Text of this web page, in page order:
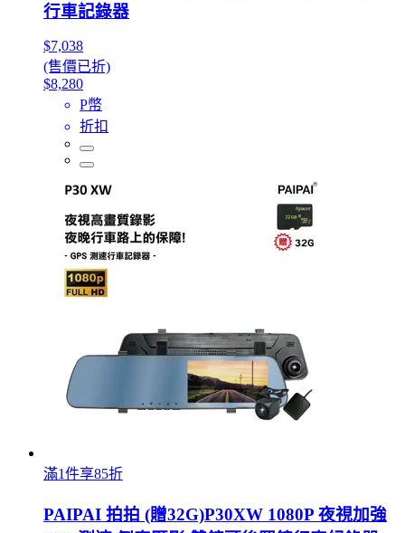
行車記錄器
$7,038
(售價已折)
$8,280
P幣
折扣
滿1件享85折
PAIPAI 拍拍 (贈32G)P30XW 1080P 夜視加強